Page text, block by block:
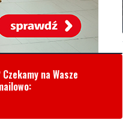
na Wasze